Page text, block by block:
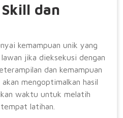
dan
kemampuan unik yang
jika dieksekusi dengan
dan kemampuan
mengoptimalkan hasil
waktu untuk melatih
latihan.